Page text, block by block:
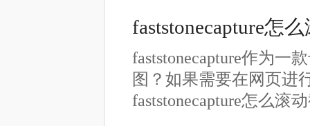
faststonecapture怎
faststonecapture作为一
图？如果需要在网页进
faststonecapture怎么滚